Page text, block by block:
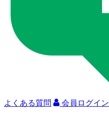
よくある質問 会員ログイン